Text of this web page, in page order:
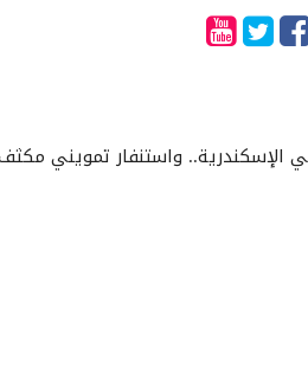
واستنفار تمويني